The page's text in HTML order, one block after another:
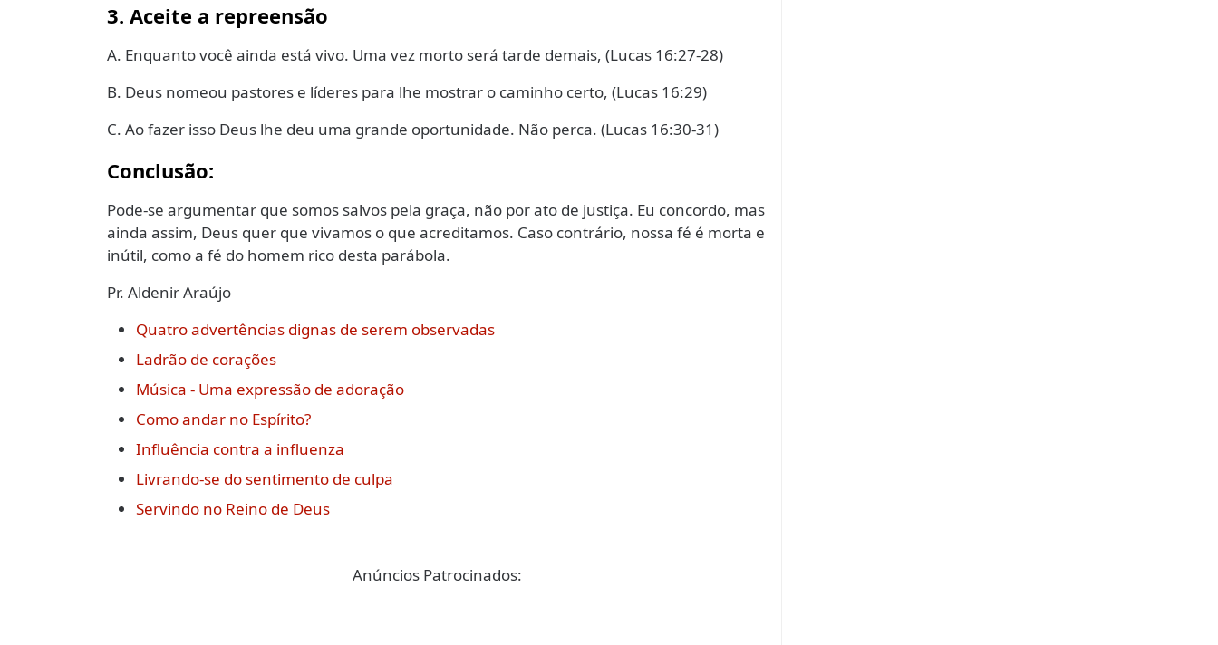
3. Aceite a repreensão
A. Enquanto você ainda está vivo. Uma vez morto será tarde demais, (Lucas 16:27-28)
B. Deus nomeou pastores e líderes para lhe mostrar o caminho certo, (Lucas 16:29)
C. Ao fazer isso Deus lhe deu uma grande oportunidade. Não perca. (Lucas 16:30-31)
Conclusão:
Pode-se argumentar que somos salvos pela graça, não por ato de justiça. Eu concordo, mas
ainda assim, Deus quer que vivamos o que acreditamos. Caso contrário, nossa fé é morta e
inútil, como a fé do homem rico desta parábola.
Pr. Aldenir Araújo
Quatro advertências dignas de serem observadas
Ladrão de corações
Música - Uma expressão de adoração
Como andar no Espírito?
Influência contra a influenza
Livrando-se do sentimento de culpa
Servindo no Reino de Deus
Anúncios Patrocinados: